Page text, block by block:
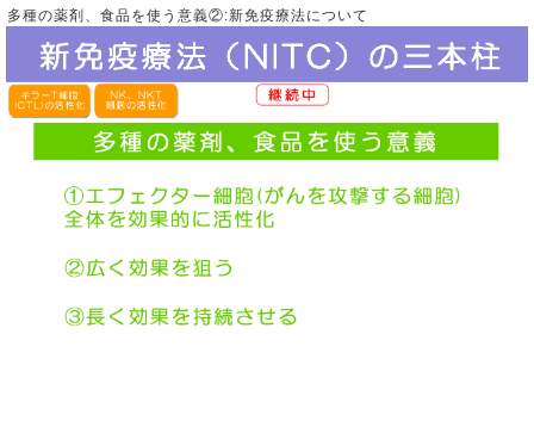
多種の薬剤、食品を使う意義②:新免疫療法について